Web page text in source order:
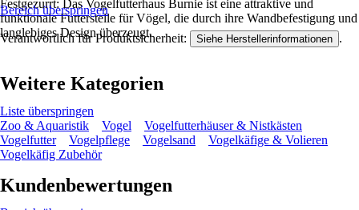
Festgezurrt: Das Vogelfutterhaus Burnie ist eine attraktive und
funktionale Futterstelle für Vögel, die durch ihre Wandbefestigung und
langlebiges Design überzeugt.
Bereich überspringen
Verantwortlich für Produktsicherheit: Siehe Herstellerinformationen .
Weitere Kategorien
Liste überspringen
Zoo & Aquaristik
Vogel
Vogelfutterhäuser & Nistkästen
Vogelfutter
Vogelpflege Vogelsand
Vogelkäfige & Volieren
Vogelkäfig Zubehör
Kundenbewertungen